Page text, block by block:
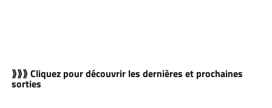
⟫⟫⟫ Cliquez pour découvrir les dernières et prochaines
sorties